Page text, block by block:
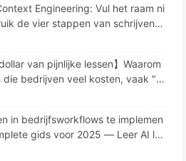
Engineering: Vul het raam ni
de vier stappen van schrijven, f
en isoleren, houd ruis buiten
van pijnlijke lessen】Waarom
die bedrijven veel kosten, vaak "v
momenten en concurrenten
in bedrijfsworkflows te implemen
gids voor 2025 — Leer AI la